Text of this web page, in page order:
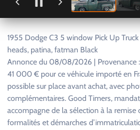
1955 Dodge C3 5 window Pick Up
heads, patina, fatman Black
Annonce du 08/08/2026 | Provenance
41 000 € pour ce véhicule importé en
possible sur place avant achat, avec
complémentaires. Good Timers,
accompagne de la sélection à la remise
formalités et démarches